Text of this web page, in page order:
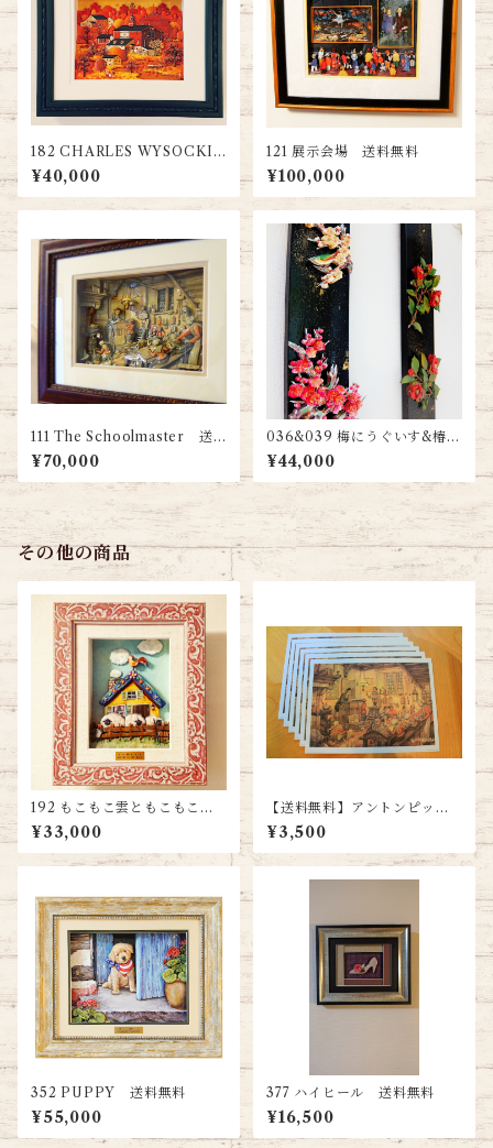
182 CHARLES WYSOCKI
『秋』 送料無料
¥40,000
121 展示会場 送料無料
¥100,000
111 The Schoolmaster 送
料無料
¥70,000
036&039 梅にうぐいす&椿
２本セット 送料無料
¥44,000
その他の商品
192 もこもこ雲ともこもこ
羊 送料無料
¥33,000
【送料無料】アントンピック
寺子屋 シャドーボックス用プ
リント６枚＋カット指示書付
き
¥3,500
352 PUPPY 送料無料
¥55,000
377 ハイヒール 送料無料
¥16,500